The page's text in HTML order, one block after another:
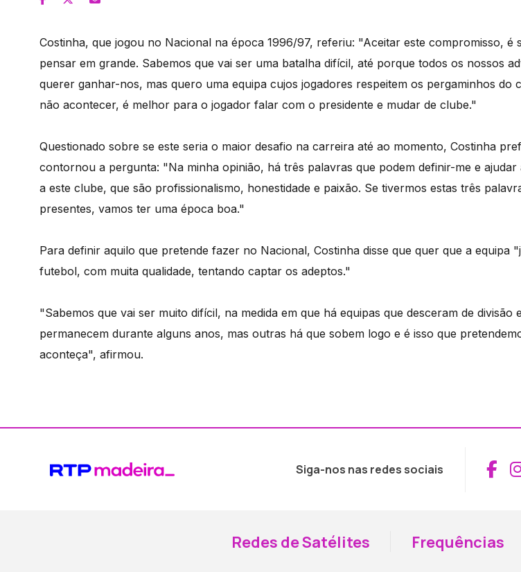
Costinha, que jogou no Nacional na época 1996/97, referiu: "Aceitar este compromisso, é
pensar em grande. Sabemos que vai ser uma batalha difícil, até porque todos os nossos
querer ganhar-nos, mas quero uma equipa cujos jogadores respeitem os pergaminhos do
não acontecer, é melhor para o jogador falar com o presidente e mudar de clube."
Questionado sobre se este seria o maior desafio na carreira até ao momento, Costinha
contornou a pergunta: "Na minha opinião, há três palavras que podem definir-me e ajudar
a este clube, que são profissionalismo, honestidade e paixão. Se tivermos estas três
presentes, vamos ter uma época boa."
Para definir aquilo que pretende fazer no Nacional, Costinha disse que quer que a equipa
futebol, com muita qualidade, tentando captar os adeptos."
"Sabemos que vai ser muito difícil, na medida em que há equipas que desceram de divisão
permanecem durante alguns anos, mas outras há que sobem logo e é isso que
aconteça", afirmou.
Siga-nos nas redes sociais
Redes de Satélites Frequências